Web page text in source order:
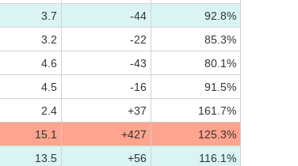
3.7 -44
92.8%
3.2 -22
85.3%
4.6 -43
80.1%
4.5 -16
91.5%
2.4 +37
161.7%
15.1 +427
125.3%
13.5 +56
116.1%